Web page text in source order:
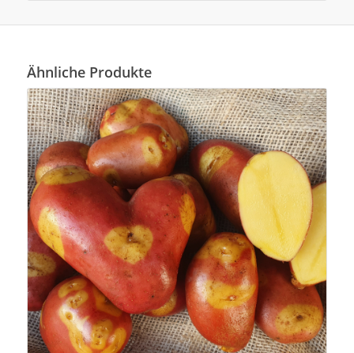
Ähnliche Produkte